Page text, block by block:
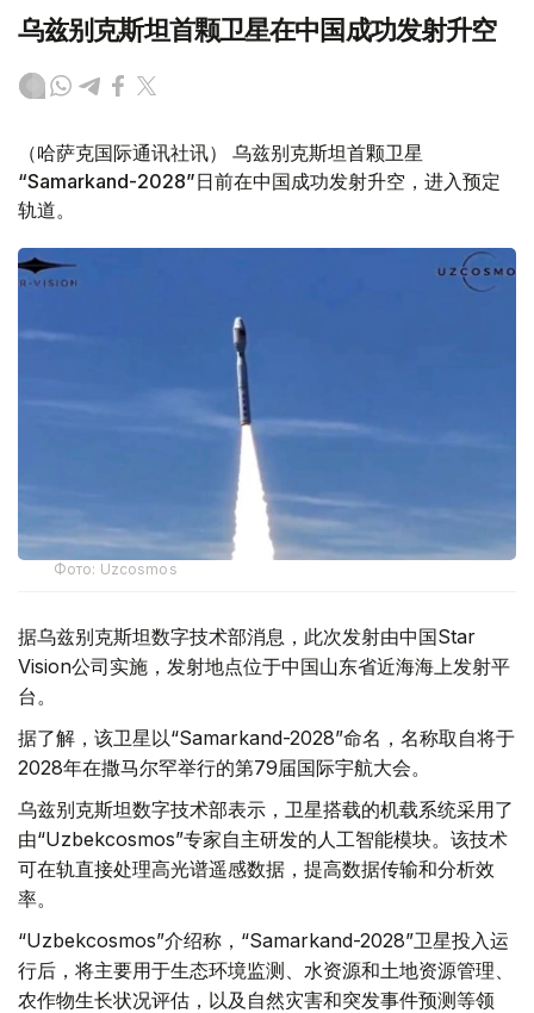
乌兹别克斯坦首颗卫星在中国成功发射升空
（哈萨克国际通讯社讯） 乌兹别克斯坦首颗卫星
“Samarkand-2028”日前在中国成功发射升空，进入预定
轨道。
Фото: Uzcosmos
据乌兹别克斯坦数字技术部消息，此次发射由中国Star
Vision公司实施，发射地点位于中国山东省近海海上发射平
台。
据了解，该卫星以“Samarkand-2028”命名，名称取自将于
2028年在撒马尔罕举行的第79届国际宇航大会。
乌兹别克斯坦数字技术部表示，卫星搭载的机载系统采用了
由“Uzbekcosmos”专家自主研发的人工智能模块。该技术
可在轨直接处理高光谱遥感数据，提高数据传输和分析效
率。
“Uzbekcosmos”介绍称，“Samarkand-2028”卫星投入运
行后，将主要用于生态环境监测、水资源和土地资源管理、
农作物生长状况评估，以及自然灾害和突发事件预测等领